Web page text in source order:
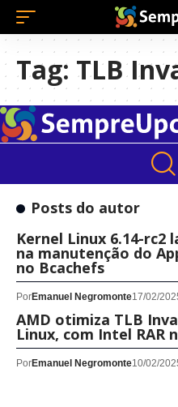
Tag: TLB
Posts do autor
Kernel Linux 6.14-rc2
na manutenção do
no Bcachefs
PorEmanuel Negromonte17/02/
AMD otimiza TLB
Linux, com Intel RAR
PorEmanuel Negromonte10/02/